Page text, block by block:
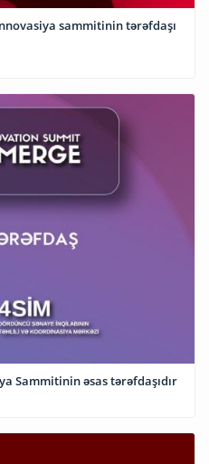
sammitinin tərəfdaşı
Sammitinin əsas tərəfdaşıdır